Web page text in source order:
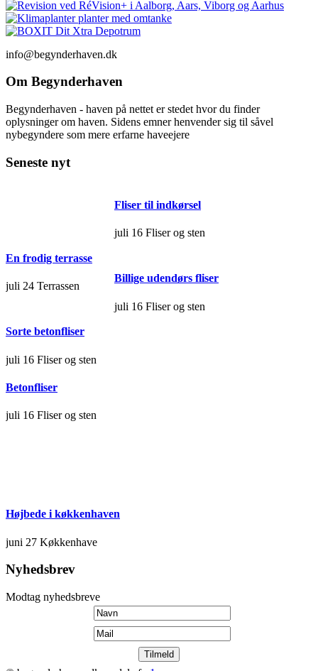
info@begynderhaven.dk
Om Begynderhaven
Begynderhaven - haven på nettet er stedet hvor du finder
oplysninger om haven. Sidens emner henvender sig til såvel
nybegyndere som mere erfarne haveejere
Seneste nyt
En frodig terrasse
juli 24 Terrassen
Sorte betonfliser
juli 16 Fliser og sten
Fliser til indkørsel
juli 16 Fliser og sten
Billige udendørs fliser
juli 16 Fliser og sten
Betonfliser
juli 16 Fliser og sten
Højbede i køkkenhaven
juni 27 Køkkenhave
Nyhedsbrev
Modtag nyhedsbreve